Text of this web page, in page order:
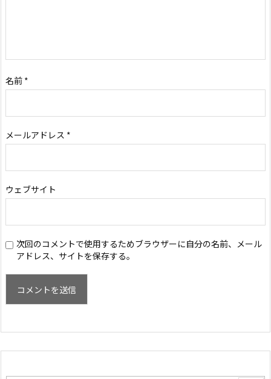
名前 *
メールアドレス *
ウェブサイト
次回のコメントで使用するためブラウザーに自分の名前、メール
アドレス、サイトを保存する。